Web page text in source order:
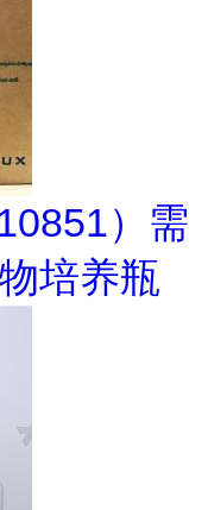
）需
培养瓶